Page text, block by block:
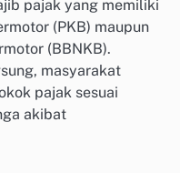
pajak yang memiliki
(PKB) maupun
(BBNKB).
masyarakat
pajak sesuai
akibat